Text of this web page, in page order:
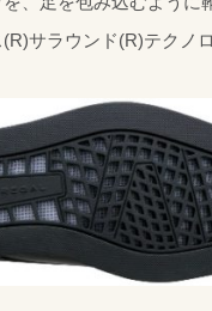
サラウンド(R)テクノ